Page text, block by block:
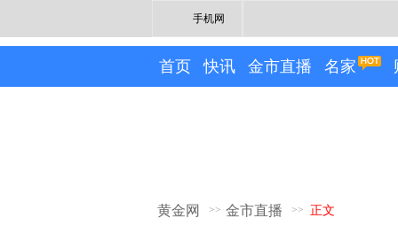
手机网
首页 快讯 金市直播 名家
黄金网 >> 金市直播 >> 正文